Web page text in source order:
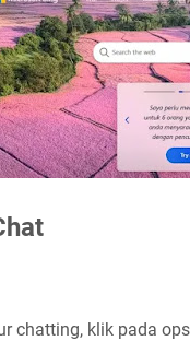
chatting, klik pada